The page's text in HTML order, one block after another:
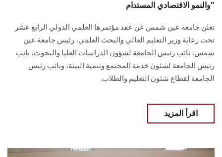
والنمو الاقتصادي المستدام"
تعلن جامعة عين شمس عن عقد مؤتمرها العلمي الدولي الرابع عشر
تحت رعاية وزير التعليم العالي والبحث العلمي، رئيس جامعة عين
شمس، نائب رئيس الجامعة لشؤون الدراسات العليا ‏والبحوث، نائب
رئيس الجامعة لشئون خدمة المجتمع وتنمية البيئة، ونائب رئيس
الجامعة لقطاع شئون التعليم والطلاب.
اقرأ المزيد